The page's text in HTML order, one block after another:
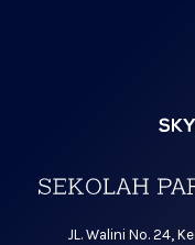
JL. Walini No. 24,